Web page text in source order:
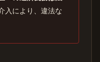
入により、違法な